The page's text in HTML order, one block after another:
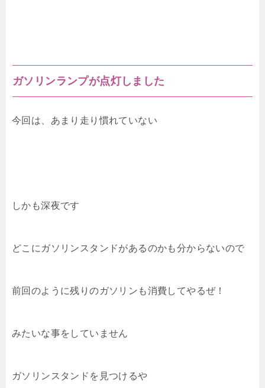
ガソリンランプが点灯しました
今回は、あまり走り慣れていない
しかも深夜です
どこにガソリンスタンドがあるのかも分からないので
前回のように残りのガソリンも消費してやるぜ！
みたいな事をしていません
ガソリンスタンドを見つけるや